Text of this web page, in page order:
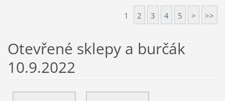
1 2 3 4 5 > >>
Otevřené sklepy a burčák
10.9.2022